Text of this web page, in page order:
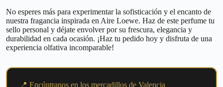
No esperes más para experimentar la sofisticación y el encanto de
nuestra fragancia inspirada en Aire Loewe. Haz de este perfume tu
sello personal y déjate envolver por su frescura, elegancia y
durabilidad en cada ocasión. ¡Haz tu pedido hoy y disfruta de una
experiencia olfativa incomparable!
📍 Encúntranos en los mercadillos de Valencia